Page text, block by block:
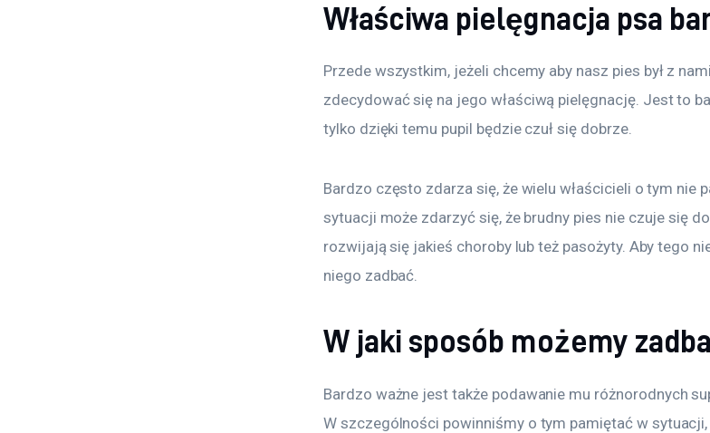
Właściwa pielęgnacja psa
Przede wszystkim, jeżeli chcemy aby nasz pies był z
zdecydować się na jego właściwą pielęgnację. Jest to
tylko dzięki temu pupil będzie czuł się dobrze.
Bardzo często zdarza się, że wielu właścicieli o tym nie
sytuacji może zdarzyć się, że brudny pies nie czuje się
rozwijają się jakieś choroby lub też pasożyty. Aby tego
niego zadbać.
W jaki sposób możemy
Bardzo ważne jest także podawanie mu różnorodnych
W szczególności powinniśmy o tym pamiętać w